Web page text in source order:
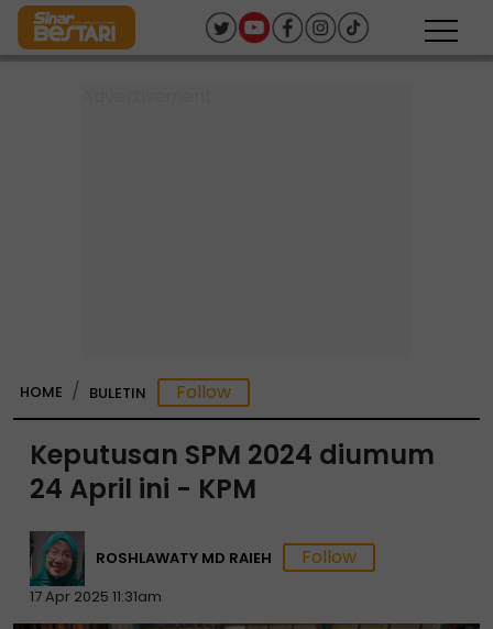
HOME BULETIN
Keputusan SPM 2024 diumum
24 April ini - KPM
ROSHLAWATY MD RAIEH
17 Apr 2025 11:31am